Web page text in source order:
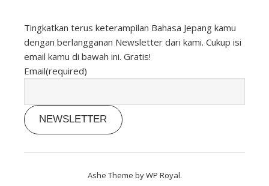
Tingkatkan terus keterampilan Bahasa Jepang kamu
dengan berlangganan Newsletter dari kami. Cukup isi
email kamu di bawah ini. Gratis!
Email(required)
NEWSLETTER
Ashe Theme byWP Royal.